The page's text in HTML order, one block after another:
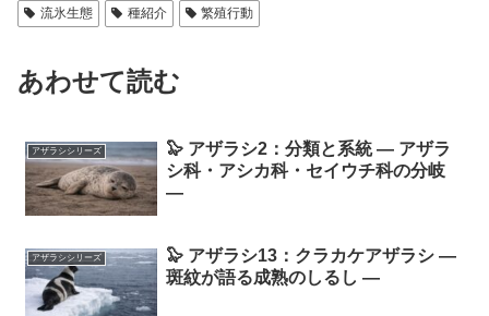
流氷生態
種紹介 繁殖行動
あわせて読む
アザラシシリーズ
🦭 アザラシ2：分類と系統 ― アザラ
シ科・アシカ科・セイウチ科の分岐
―
アザラシシリーズ
🦭 アザラシ13：クラカケアザラシ ―
斑紋が語る成熟のしるし ―